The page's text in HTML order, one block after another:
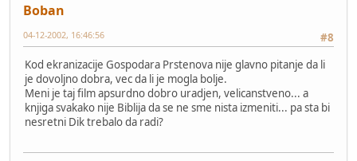
Boban
#8
04-12-2002, 16:46:56
Kod ekranizacije Gospodara Prstenova nije glavno pitanje da li
je dovoljno dobra, vec da li je mogla bolje.
Meni je taj film apsurdno dobro uradjen, velicanstveno... a
knjiga svakako nije Biblija da se ne sme nista izmeniti... pa sta bi
nesretni Dik trebalo da radi?